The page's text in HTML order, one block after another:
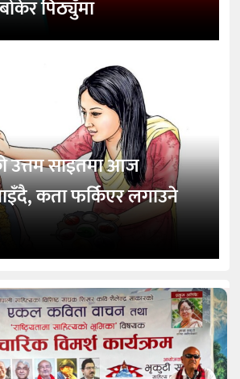
पिठ्युँमा
उत्तम साइतमा आज
कता फर्किएर लगाउने